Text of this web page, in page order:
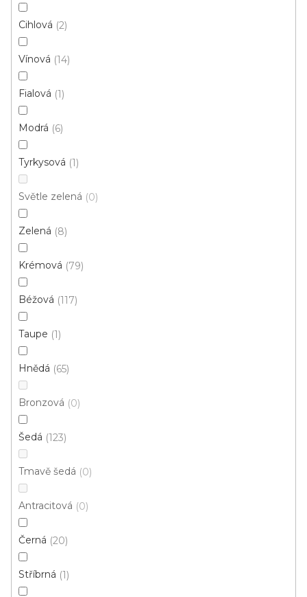
Cihlová 2
Vínová 14
Fialová 1
Modrá 6
Tyrkysová 1
Světle zelená 0
Zelená 8
Krémová 79
Béžová 117
Taupe 1
Hnědá 65
Bronzová 0
Šedá 123
Tmavě šedá 0
Antracitová 0
Černá 20
Stříbrná 1
Top poměr cena/kvalita
Kusový koberec HARMONIA 4003 0754
od314 Kč/ ks
60x100 cm
Doporučujeme